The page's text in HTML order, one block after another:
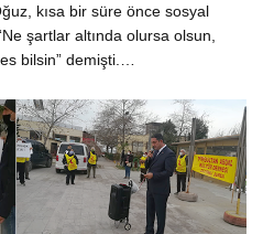
kısa bir süre önce sosyal
şartlar altında olursa olsun,
bilsin” demişti.…